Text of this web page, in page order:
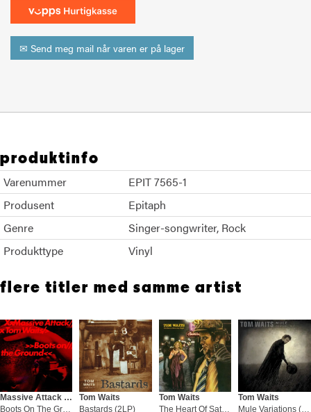
✉ Send meg mail når varen er på lager
produktinfo
Varenummer
EPIT 7565-1
Produsent
Epitaph
Genre
Singer-songwriter Rock
Produkttype
Vinyl
flere titler med samme artist
Massive Attack & Tom Waits
Boots On The Ground (12")
Tom Waits
Bastards (2LP)
Tom Waits
The Heart Of Saturday Night (LP)
Tom Waits
Mule Variations (2LP)